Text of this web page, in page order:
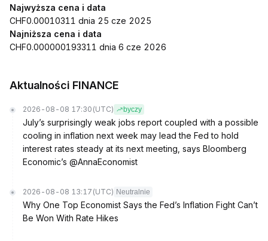
Najwyższa cena i data
CHF0.00010311 dnia 25 cze 2025
Najniższa cena i data
CHF0.000000193311 dnia 6 cze 2026
Aktualności FINANCE
2026-08-08 17:30 (UTC) byczy
July’s surprisingly weak jobs report coupled with a possible
cooling in inflation next week may lead the Fed to hold
interest rates steady at its next meeting, says Bloomberg
Economic’s @AnnaEconomist
2026-08-08 13:17 (UTC) Neutralnie
Why One Top Economist Says the Fed’s Inflation Fight Can’t
Be Won With Rate Hikes